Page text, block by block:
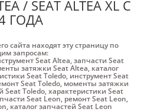
/ SEAT ALTEA XL С
ГОДА
сайта находят эту страницу по
запросам:
Seat Altea,запчасти Seat
затяжки Seat Altea, каталог
Seat Toledo, инструмент Seat
Seat Toledo, моменты затяжки
Seat Toledo,характеристики Seat
Seat Leon, ремонт Seat Leon,
, каталог запчастей Seat Leon